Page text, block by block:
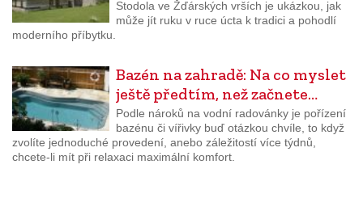
Stodola ve Žďárských vrších je ukázkou, jak
může jít ruku v ruce úcta k tradici a pohodlí
moderního příbytku.
Bazén na zahradě: Na co myslet
ještě předtím, než začnete…
Podle nároků na vodní radovánky je pořízení
bazénu či vířivky buď otázkou chvíle, to když
zvolíte jednoduché provedení, anebo záležitostí více týdnů,
chcete-li mít při relaxaci maximální komfort.